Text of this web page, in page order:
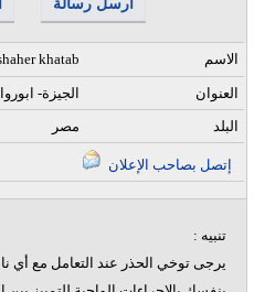
khatab الاسم
الجيزة-
العنوان
مصر
البلد
تنبيه :
يرجى توخي الحذر عند التعامل مع أي